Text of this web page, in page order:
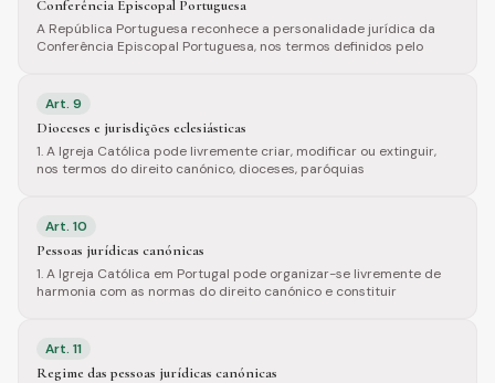
Conferência Episcopal Portuguesa
A República Portuguesa reconhece a personalidade jurídica da
Conferência Episcopal Portuguesa, nos termos definidos pelo
Art. 9
Dioceses e jurisdições eclesiásticas
1. A Igreja Católica pode livremente criar, modificar ou extinguir,
nos termos do direito canónico, dioceses, paróquias
Art. 10
Pessoas jurídicas canónicas
1. A Igreja Católica em Portugal pode organizar-se livremente de
harmonia com as normas do direito canónico e constituir
Art. 11
Regime das pessoas jurídicas canónicas